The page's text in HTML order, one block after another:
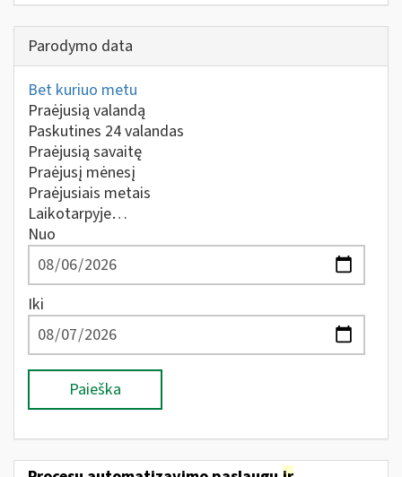
Parodymo data
Bet kuriuo metu
Praėjusią valandą
Paskutines 24 valandas
Praėjusią savaitę
Praėjusį mėnesį
Praėjusiais metais
Laikotarpyje…
Nuo
Iki
Paieška